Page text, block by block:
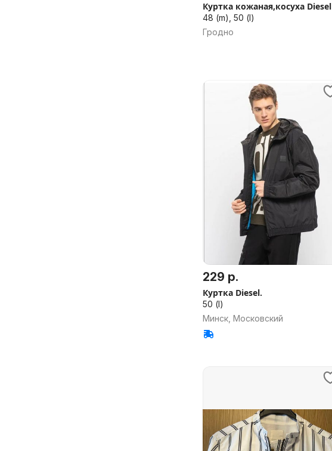
Куртка кожаная,косуха Diesel
48 (m), 50 (l)
Гродно
229 р.
Куртка Diesel.
50 (l)
Минск, Московский